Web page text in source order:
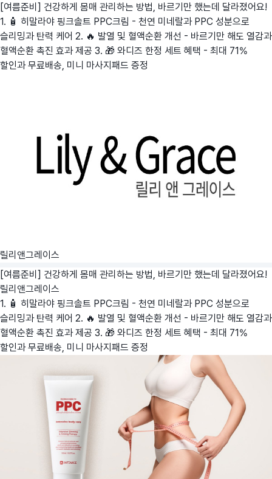
[여름준비] 건강하게 몸매 관리하는 방법, 바르기만 했는데 달라졌어요!
1. 🧴 히말라야 핑크솔트 PPC크림 - 천연 미네랄과 PPC 성분으로
슬리밍과 탄력 케어 2. 🔥 발열 및 혈액순환 개선 - 바르기만 해도 열감과
혈액순환 촉진 효과 제공 3. 🎁 와디즈 한정 세트 혜택 - 최대 71%
할인과 무료배송, 미니 마사지패드 증정
릴리앤그레이스
[여름준비] 건강하게 몸매 관리하는 방법, 바르기만 했는데 달라졌어요!
릴리앤그레이스
1. 🧴 히말라야 핑크솔트 PPC크림 - 천연 미네랄과 PPC 성분으로
슬리밍과 탄력 케어 2. 🔥 발열 및 혈액순환 개선 - 바르기만 해도 열감과
혈액순환 촉진 효과 제공 3. 🎁 와디즈 한정 세트 혜택 - 최대 71%
할인과 무료배송, 미니 마사지패드 증정